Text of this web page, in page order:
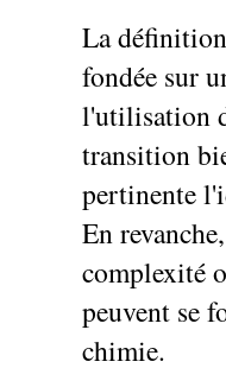
La
fondée sur
l'utilisation
transition
pertinente
En
complexité
peuvent se
chimie.